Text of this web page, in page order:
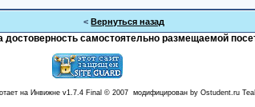
<Вернуться назад
достоверность самостоятельно размещаемой
на Инвижне v1.7.4 Final © 2007 модифицирован by Ostudent.ru